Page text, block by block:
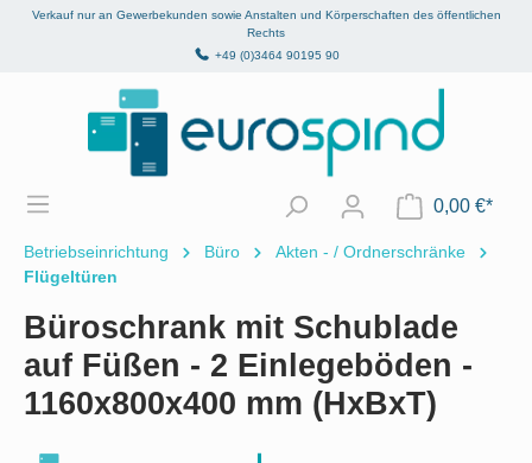
springen
Verkauf nur an Gewerbekunden sowie Anstalten und Körperschaften des öffentlichen
Rechts
+49 (0)3464 90195 90
0,00 €*
Betriebseinrichtung Büro
Akten - / Ordnerschränke
Flügeltüren
Büroschrank mit Schublade
auf Füßen - 2 Einlegeböden -
1160x800x400 mm (HxBxT)